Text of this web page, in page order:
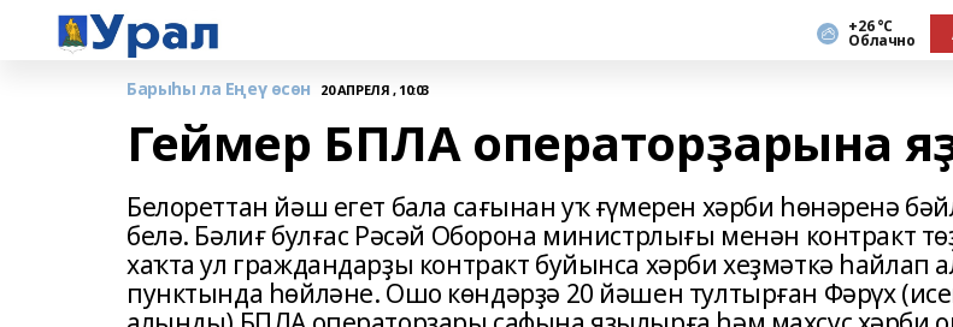
+26 °С
Облачно
Барыһы ла Еңеү өсөн 20 АПРЕЛЯ , 10:03
Геймер БПЛА операторҙарына
Белореттан йәш егет бала сағынан уҡ ғүмерен хәрби һөнәренә
белә. Бәлиғ булғас Рәсәй Оборона министрлығы менән контракт
хаҡта ул граждандарҙы контракт буйынса хәрби хеҙмәткә һайлап
пунктында һөйләне. Ошо көндәрҙә 20 йәшен тултырған Фәрүх